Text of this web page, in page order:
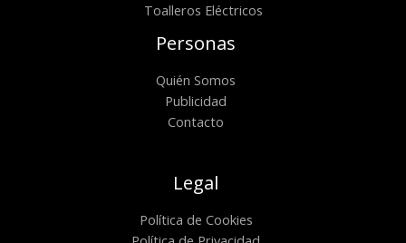
Toalleros Eléctricos
Personas
Quién Somos
Publicidad
Contacto
Legal
Política de Cookies